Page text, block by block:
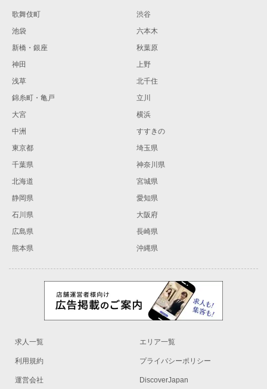
歌舞伎町
渋谷
池袋
六本木
新橋・銀座
秋葉原
神田
上野
浅草
北千住
錦糸町・亀戸
立川
大宮
横浜
中洲
すすきの
東京都
埼玉県
千葉県
神奈川県
北海道
宮城県
静岡県
愛知県
石川県
大阪府
広島県
長崎県
熊本県
沖縄県
求人一覧 エリア一覧
利用規約 プライバシーポリシー
運営会社 DiscoverJapan